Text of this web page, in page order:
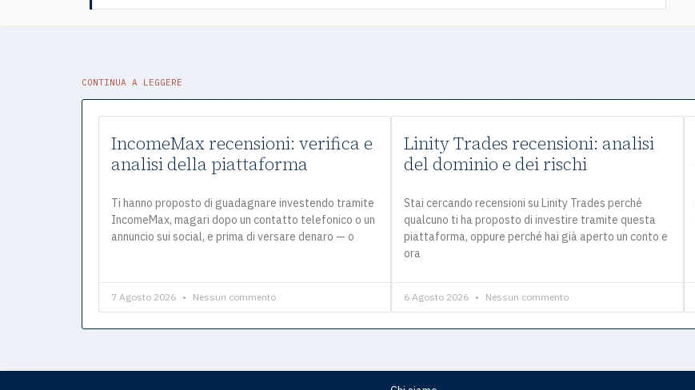
CONTINUA A LEGGERE
IncomeMax recensioni: verifica e
analisi della piattaforma
Ti hanno proposto di guadagnare investendo tramite
IncomeMax, magari dopo un contatto telefonico o un
annuncio sui social, e prima di versare denaro — o
7 Agosto 2026 Nessun commento
Linity Trades recensioni: analisi
del dominio e dei rischi
Stai cercando recensioni su Linity Trades perché
qualcuno ti ha proposto di investire tramite questa
piattaforma, oppure perché hai già aperto un conto e
ora
6 Agosto 2026 Nessun commento